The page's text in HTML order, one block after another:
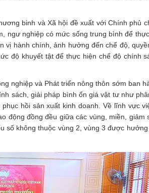
binh và Xã hội đề xuất với Chính phủ
ngư nghiệp có mức sống trung bình để
vị hành chính, ảnh hưởng đến chế độ,
độ khuyết tật để thực hiện chế độ chính
nghiệp và Phát triển nông thôn sớm ban
sách, giải pháp bình ổn giá vật tư như
hồi sản xuất kinh doanh. Về lĩnh vực
động đồng đều giữa các vùng, miền, giảm
số không thuộc vùng 2, vùng 3 được